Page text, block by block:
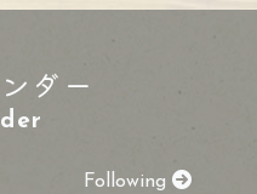
ダー
Following